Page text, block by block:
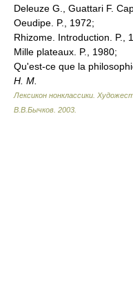
Deleuze G., Guattari F.
Oeudipe. P., 1972;
Rhizome. Introduction. P.,
Mille plateaux. P., 1980;
Qu'est-ce que la
H. M.
Лексикон нонклассики.
В.В.Бычков 2003